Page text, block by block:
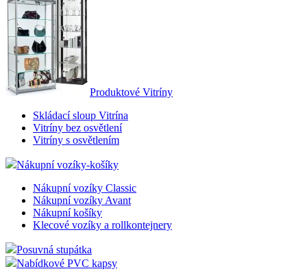
Produktové Vitríny
Skládací sloup Vitrína
Vitríny bez osvětlení
Vitríny s osvětlením
Nákupní vozíky-košíky
Nákupní vozíky Classic
Nákupní vozíky Avant
Nákupní košíky
Klecové vozíky a rollkontejnery
Posuvná stupátka
Nabídkové PVC kapsy